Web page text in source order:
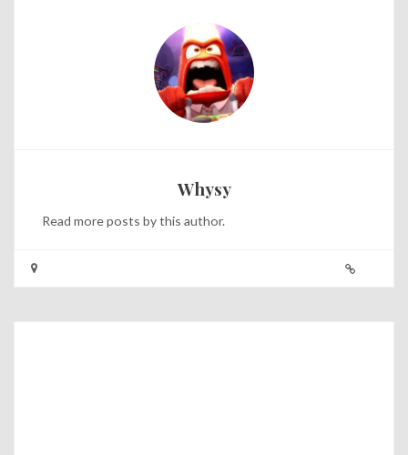
Whysy
Read more posts by this author.